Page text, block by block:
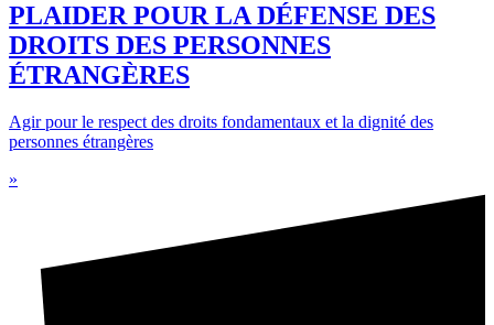
PLAIDER POUR LA DÉFENSE DES
DROITS DES PERSONNES
ÉTRANGÈRES
Agir pour le respect des droits fondamentaux et la dignité des
personnes étrangères
»